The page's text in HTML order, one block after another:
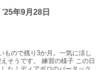
年9月28日
もので残り3か月。一気に涼し
そうです。 練習の様子 この日